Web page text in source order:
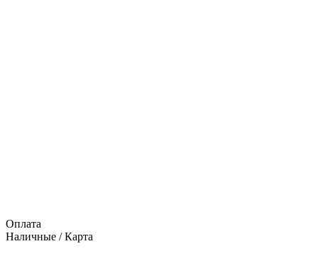
Оплата
Наличные / Карта